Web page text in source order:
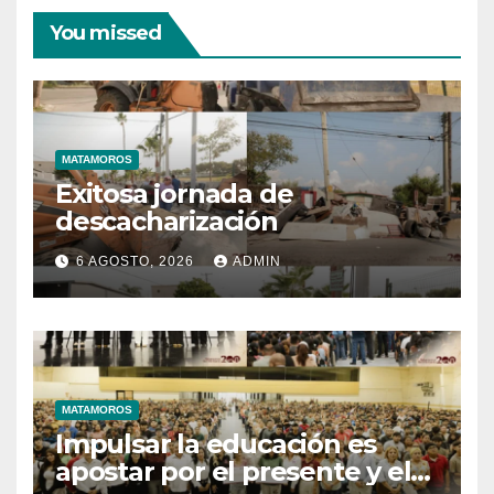
You missed
MATAMOROS
Exitosa jornada de
descacharización
6 AGOSTO, 2026 ADMIN
MATAMOROS
Impulsar la educación es
apostar por el presente y el